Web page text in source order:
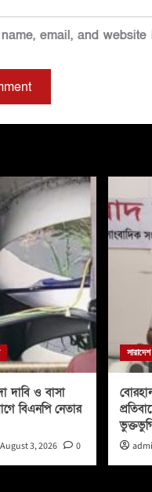
email, and
দাবি ও বাসা
বিএনপি নেতার
August 3, 2026 0
সারাদেশ